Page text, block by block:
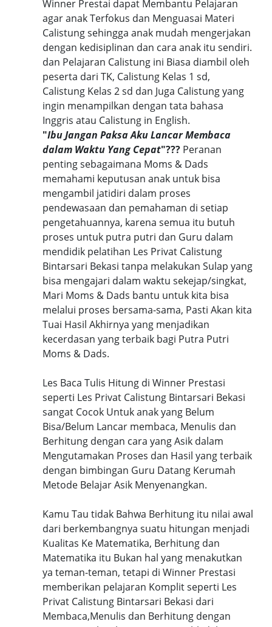
Winner Prestai dapat Membantu Pelajaran
agar anak Terfokus dan Menguasai Materi
Calistung sehingga anak mudah mengerjakan
dengan kedisiplinan dan cara anak itu sendiri.
dan Pelajaran Calistung ini Biasa diambil oleh
peserta dari TK, Calistung Kelas 1 sd,
Calistung Kelas 2 sd dan Juga Calistung yang
ingin menampilkan dengan tata bahasa
Inggris atau Calistung in English.
"Ibu Jangan Paksa Aku Lancar Membaca
dalam Waktu Yang Cepat"??? Peranan
penting sebagaimana Moms & Dads
memahami keputusan anak untuk bisa
mengambil jatidiri dalam proses
pendewasaan dan pemahaman di setiap
pengetahuannya, karena semua itu butuh
proses untuk putra putri dan Guru dalam
mendidik pelatihan Les Privat Calistung
Bintarsari Bekasi tanpa melakukan Sulap yang
bisa mengajari dalam waktu sekejap/singkat,
Mari Moms & Dads bantu untuk kita bisa
melalui proses bersama-sama, Pasti Akan kita
Tuai Hasil Akhirnya yang menjadikan
kecerdasan yang terbaik bagi Putra Putri
Moms & Dads.
Les Baca Tulis Hitung di Winner Prestasi
seperti Les Privat Calistung Bintarsari Bekasi
sangat Cocok Untuk anak yang Belum
Bisa/Belum Lancar membaca, Menulis dan
Berhitung dengan cara yang Asik dalam
Mengutamakan Proses dan Hasil yang terbaik
dengan bimbingan Guru Datang Kerumah
Metode Belajar Asik Menyenangkan.
Kamu Tau tidak Bahwa Berhitung itu nilai awal
dari berkembangnya suatu hitungan menjadi
Kualitas Ke Matematika, Berhitung dan
Matematika itu Bukan hal yang menakutkan
ya teman-teman, tetapi di Winner Prestasi
memberikan pelajaran Komplit seperti Les
Privat Calistung Bintarsari Bekasi dari
Membaca,Menulis dan Berhitung dengan